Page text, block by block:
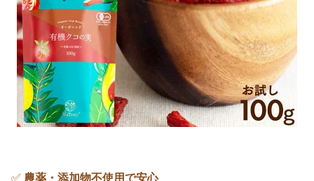
✅ 農薬・添加物不使用で安心